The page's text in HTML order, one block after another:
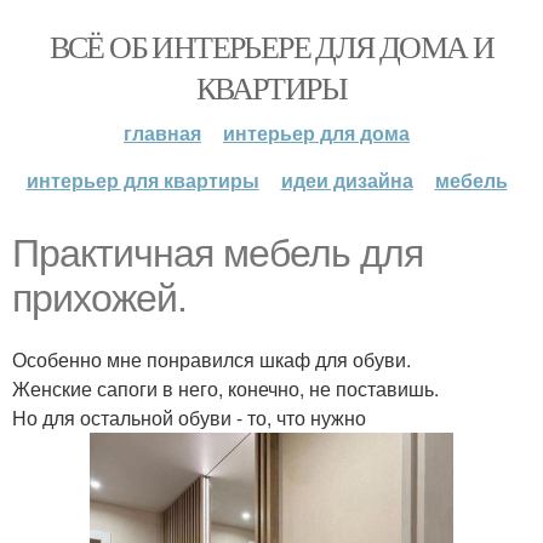
ВСЁ ОБ ИНТЕРЬЕРЕ ДЛЯ ДОМА И
КВАРТИРЫ
главная
интерьер для дома
интерьер для квартиры
идеи дизайна мебель
Практичная мебель для
прихожей.
Особенно мне понравился шкаф для обуви.
Женские сапоги в него, конечно, не поставишь.
Но для остальной обуви - то, что нужно